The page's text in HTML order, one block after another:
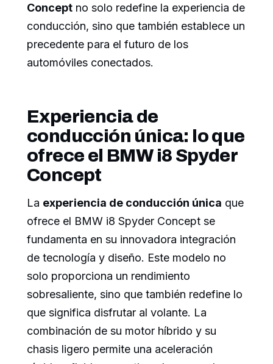
Concept no solo redefine la experiencia de
conducción, sino que también establece un
precedente para el futuro de los
automóviles conectados.
Experiencia de
conducción única: lo que
ofrece el BMW i8 Spyder
Concept
La experiencia de conducción única que
ofrece el BMW i8 Spyder Concept se
fundamenta en su innovadora integración
de tecnología y diseño. Este modelo no
solo proporciona un rendimiento
sobresaliente, sino que también redefine lo
que significa disfrutar al volante. La
combinación de su motor híbrido y su
chasis ligero permite una aceleración